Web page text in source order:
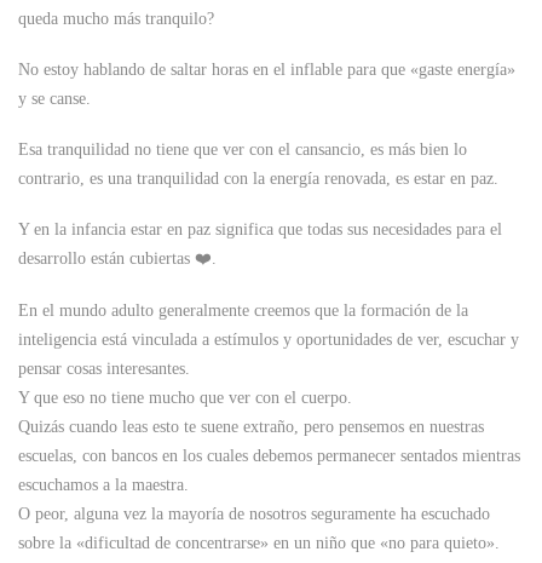
queda mucho más tranquilo?
No estoy hablando de saltar horas en el inflable para que «gaste energía»
y se canse.
Esa tranquilidad no tiene que ver con el cansancio, es más bien lo
contrario, es una tranquilidad con la energía renovada, es estar en paz.
Y en la infancia estar en paz significa que todas sus necesidades para el
desarrollo están cubiertas ❤️.
En el mundo adulto generalmente creemos que la formación de la
inteligencia está vinculada a estímulos y oportunidades de ver, escuchar y
pensar cosas interesantes.
Y que eso no tiene mucho que ver con el cuerpo.
Quizás cuando leas esto te suene extraño, pero pensemos en nuestras
escuelas, con bancos en los cuales debemos permanecer sentados mientras
escuchamos a la maestra.
O peor, alguna vez la mayoría de nosotros seguramente ha escuchado
sobre la «dificultad de concentrarse» en un niño que «no para quieto».